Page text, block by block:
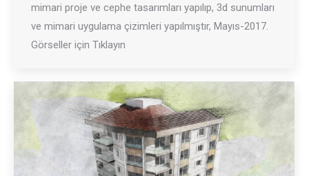
mimari proje ve cephe tasarımları yapılıp, 3d sunumları
ve mimari uygulama çizimleri yapılmıştır, Mayıs-2017.
Görseller için Tıklayın